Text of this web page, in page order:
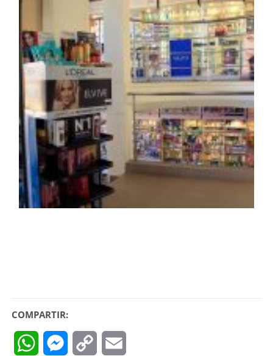
COMPARTIR:
WhatsAppMessenger
Copy